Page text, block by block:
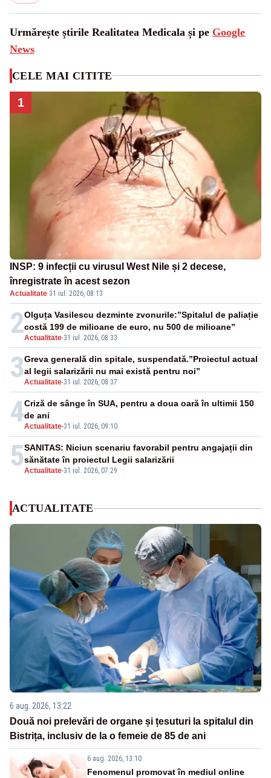
Urmărește știrile Realitatea Medicala și pe Google
News
CELE MAI CITITE
1
INSP: 9 infecții cu virusul West Nile și 2 decese,
înregistrate în acest sezon
Actualitate·31 iul. 2026, 08:13
2Actualitate-31 iul. 2026, 08:33
Olguța Vasilescu dezminte zvonurile:”Spitalul de paliație
costă 199 de milioane de euro, nu 500 de milioane”
3Actualitate-31 iul. 2026, 08:37
Greva generală din spitale, suspendată.”Proiectul actual
al legii salarizării nu mai există pentru noi”
4Actualitate-31 iul. 2026, 09:10
Criză de sânge în SUA, pentru a doua oară în ultimii 150
de ani
5Actualitate-31 iul. 2026, 07:29
SANITAS: Niciun scenariu favorabil pentru angajații din
sănătate în proiectul Legii salarizării
ACTUALITATE
6 aug. 2026, 13:22
Două noi prelevări de organe și țesuturi la spitalul din
Bistrița, inclusiv de la o femeie de 85 de ani
6 aug. 2026, 13:10
Fenomenul promovat în mediul online